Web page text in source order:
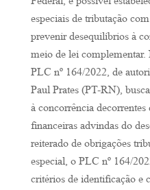
especiais de tributação
prevenir desequilíbrios à
meio de lei complementar.
PLC nº 164/2022, de
Paul Prates (PT-RN),
à concorrência decorrentes
financeiras advindas do
reiterado de obrigações
especial, o PLC nº 164/
critérios de identificação e